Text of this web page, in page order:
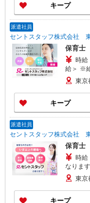
キープ
派遣社員
セントスタッフ株式会社
保育士
時給
給
東京
キープ
派遣社員
セントスタッフ株式会社
保育士
時
なりま
給与幅
東京
キープ